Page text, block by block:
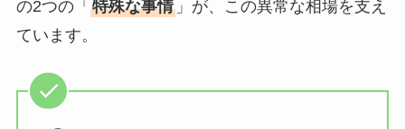
の2つの「 特殊な事情」が、この異常な相場を支え
ています。